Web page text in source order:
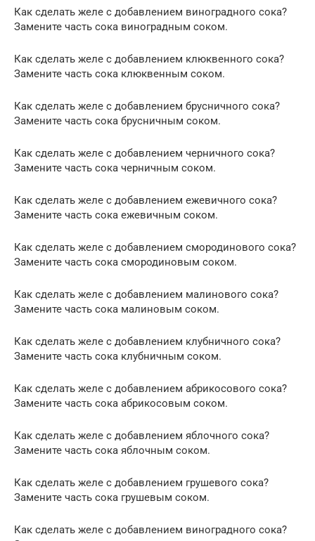
Как сделать желе с добавлением виноградного сока?
Замените часть сока виноградным соком.
Как сделать желе с добавлением клюквенного сока?
Замените часть сока клюквенным соком.
Как сделать желе с добавлением брусничного сока?
Замените часть сока брусничным соком.
Как сделать желе с добавлением черничного сока?
Замените часть сока черничным соком.
Как сделать желе с добавлением ежевичного сока?
Замените часть сока ежевичным соком.
Как сделать желе с добавлением смородинового сока?
Замените часть сока смородиновым соком.
Как сделать желе с добавлением малинового сока?
Замените часть сока малиновым соком.
Как сделать желе с добавлением клубничного сока?
Замените часть сока клубничным соком.
Как сделать желе с добавлением абрикосового сока?
Замените часть сока абрикосовым соком.
Как сделать желе с добавлением яблочного сока?
Замените часть сока яблочным соком.
Как сделать желе с добавлением грушевого сока?
Замените часть сока грушевым соком.
Как сделать желе с добавлением виноградного сока?